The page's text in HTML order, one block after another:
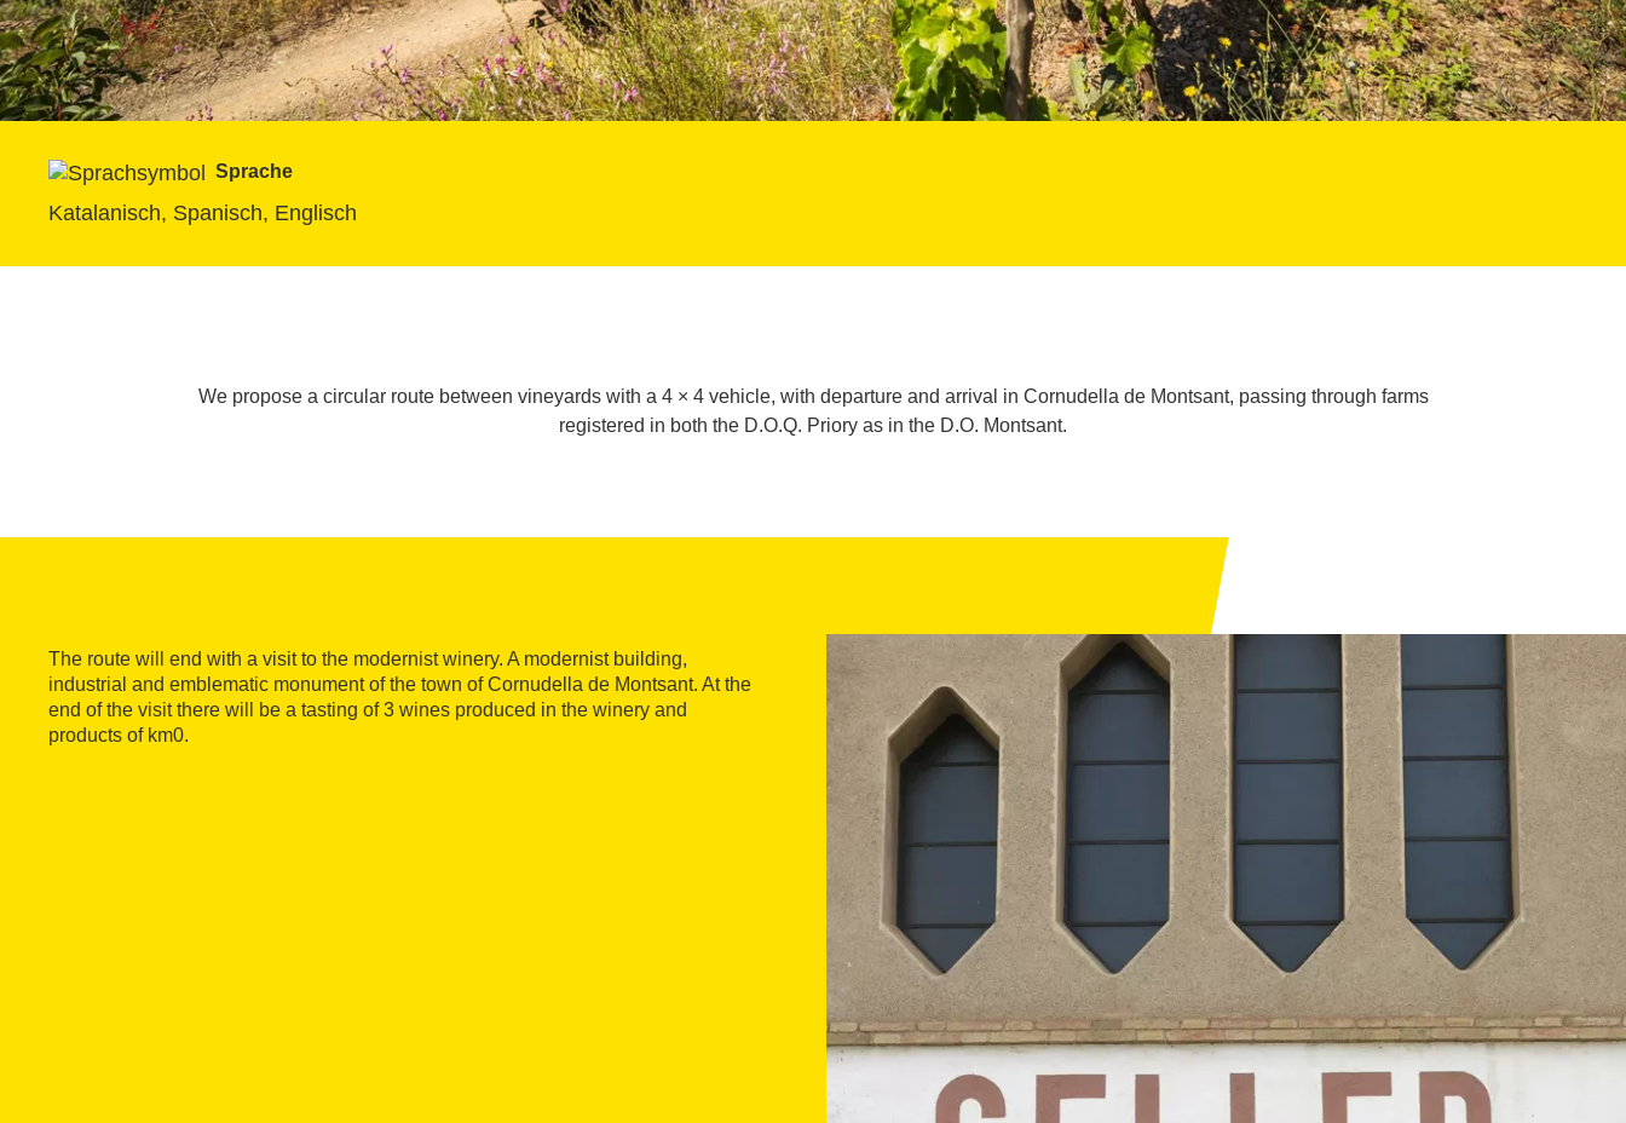
Sprache
Katalanisch, Spanisch, Englisch
We propose a circular route between vineyards with a 4 × 4 vehicle, with departure and arrival in Cornudella de Montsant, passing through farms
registered in both the D.O.Q. Priory as in the D.O. Montsant.
The route will end with a visit to the modernist winery. A modernist building,
industrial and emblematic monument of the town of Cornudella de Montsant. At the
end of the visit there will be a tasting of 3 wines produced in the winery and
products of km0.